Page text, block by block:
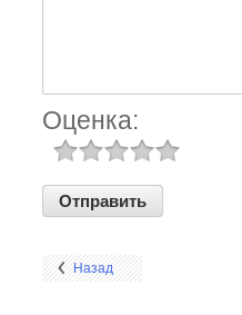
Оценка:
Назад